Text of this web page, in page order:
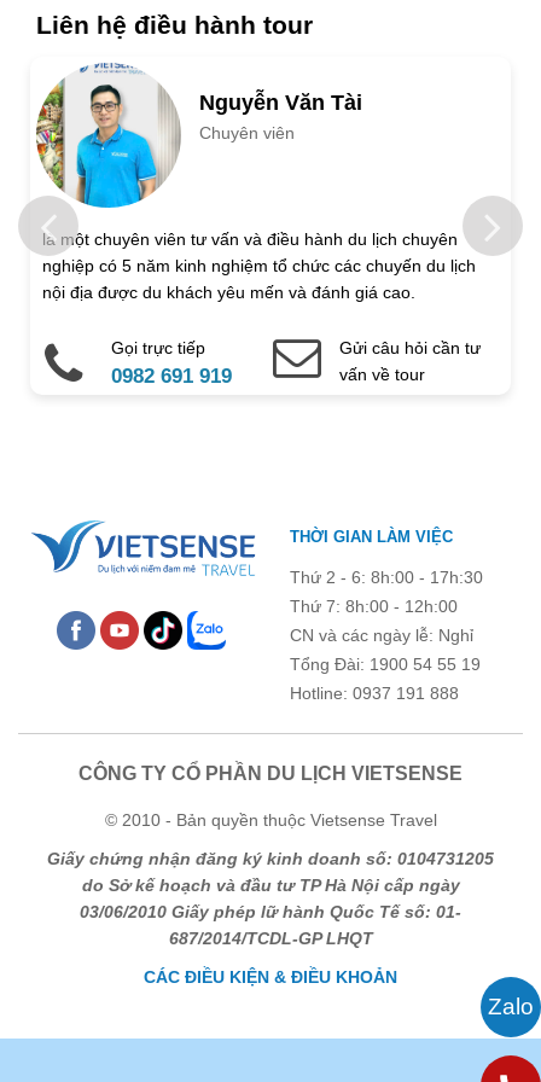
Số người lớn
Trẻ em 1 đến 5 tuổi
Họ và tên
Địa chỉ liên hệ
Điện thoại di động Email
Chú ý: Trường mang dấu (* ) là bắt buộc. Vui lòng không để
trống !
Liên hệ điều hành tour
Nguyễn Văn Tài
Chuyên viên
là một chuyên viên tư vấn và điều hành du lịch chuyên
nghiệp có 5 năm kinh nghiệm tổ chức các chuyến du lịch
nội địa được du khách yêu mến và đánh giá cao.
Gọi trực tiếp
0982 691 919
Gửi câu hỏi cần tư
vấn về tour
THỜI GIAN LÀM VIỆC
Thứ 2 - 6: 8h:00 - 17h:30
Thứ 7: 8h:00 - 12h:00
CN và các ngày lễ: Nghỉ
Tổng Đài: 1900 54 55 19
Hotline: 0937 191 888
CÔNG TY CỔ PHẦN DU LỊCH VIETSENSE
© 2010 - Bản quyền thuộc Vietsense Travel
Giấy chứng nhận đăng ký kinh doanh số: 0104731205
do Sở kế hoạch và đầu tư TP Hà Nội cấp ngày
03/06/2010 Giấy phép lữ hành Quốc Tế số: 01-
687/2014/TCDL-GP LHQT
CÁC ĐIỀU KIỆN & ĐIỀU KHOẢN